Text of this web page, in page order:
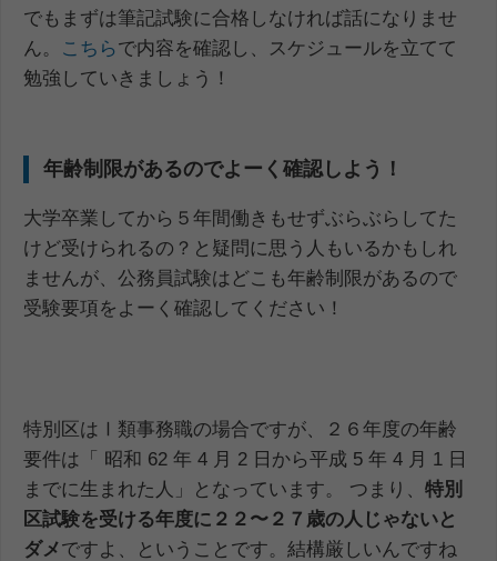
でもまずは筆記試験に合格しなければ話になりませ
ん。
こちらで内容を確認し、スケジュールを立てて
勉強していきましょう！
年齢制限があるのでよーく確認しよう！
大学卒業してから５年間働きもせずぶらぶらしてた
けど受けられるの？と疑問に思う人もいるかもしれ
ませんが、公務員試験はどこも年齢制限があるので
受験要項をよーく確認してください！
特別区はⅠ類事務職の場合ですが、２６年度の年齢
要件は「 昭和 62 年 4 月 2 日から平成 5 年 4 月 1 日
までに生まれた人」となっています。 つまり、 特別
区試験を受ける年度に２２〜２７歳の人じゃないと
ダメですよ、ということです。結構厳しいんですね